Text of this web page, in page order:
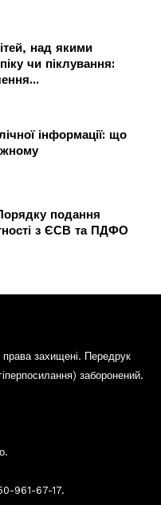
над якими
чи піклування:
інформації: що
подання
з ЄСВ та ПДФО
права захищені. Передрук
заборонений.
961-67-17.